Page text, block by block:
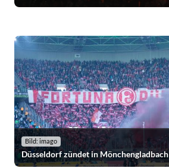
Bild: imago
Düsseldorf zündet in Mönchengladbach